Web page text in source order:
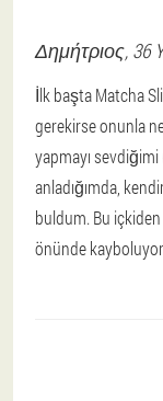
Δημήτριος, 36
İlk başta Matcha
gerekirse onunla
yapmayı
anladığımda,
buldum. Bu
önünde